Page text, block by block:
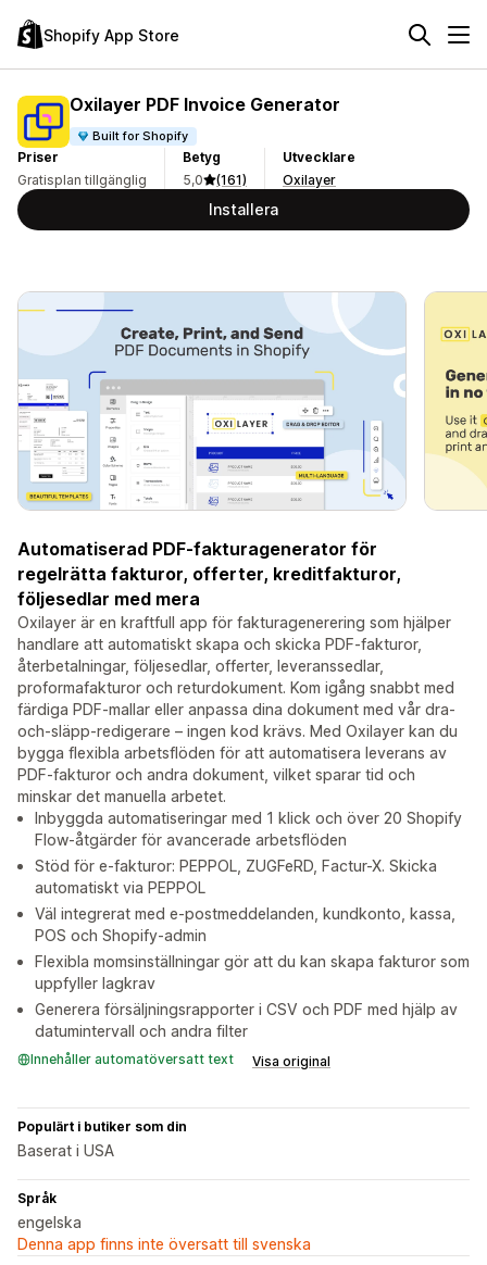
Shopify App Store
Oxilayer PDF Invoice Generator
Built for Shopify
Priser
Gratisplan tillgänglig
Betyg
5,0
(161)
Utvecklare
Oxilayer
Installera
Automatiserad PDF-fakturagenerator för
regelrätta fakturor, offerter, kreditfakturor,
följesedlar med mera
Oxilayer är en kraftfull app för fakturagenerering som hjälper
handlare att automatiskt skapa och skicka PDF-fakturor,
återbetalningar, följesedlar, offerter, leveranssedlar,
proformafakturor och returdokument. Kom igång snabbt med
färdiga PDF-mallar eller anpassa dina dokument med vår dra-
och-släpp-redigerare – ingen kod krävs. Med Oxilayer kan du
bygga flexibla arbetsflöden för att automatisera leverans av
PDF-fakturor och andra dokument, vilket sparar tid och
minskar det manuella arbetet.
Inbyggda automatiseringar med 1 klick och över 20 Shopify
Flow-åtgärder för avancerade arbetsflöden
Stöd för e-fakturor: PEPPOL, ZUGFeRD, Factur-X. Skicka
automatiskt via PEPPOL
Väl integrerat med e-postmeddelanden, kundkonto, kassa,
POS och Shopify-admin
Flexibla momsinställningar gör att du kan skapa fakturor som
uppfyller lagkrav
Generera försäljningsrapporter i CSV och PDF med hjälp av
datumintervall och andra filter
Innehåller automatöversatt text Visa original
Populärt i butiker som din
Baserat i USA
Språk
engelska
Denna app finns inte översatt till svenska